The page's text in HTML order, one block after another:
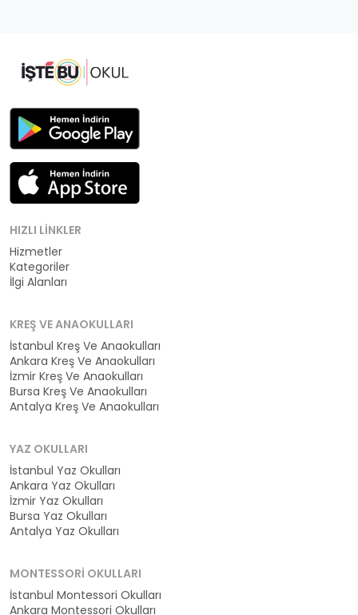
HIZLI LINKLER
Hizmetler
Kategoriler
İlgi Alanları
KREŞ VE ANAOKULLARI
İstanbul Kreş Ve Anaokulları
Ankara Kreş Ve Anaokulları
İzmir Kreş Ve Anaokulları
Bursa Kreş Ve Anaokulları
Antalya Kreş Ve Anaokulları
YAZ OKULLARI
İstanbul Yaz Okulları
Ankara Yaz Okulları
İzmir Yaz Okulları
Bursa Yaz Okulları
Antalya Yaz Okulları
MONTESSORI OKULLARI
İstanbul Montessori Okulları
Ankara Montessori Okulları